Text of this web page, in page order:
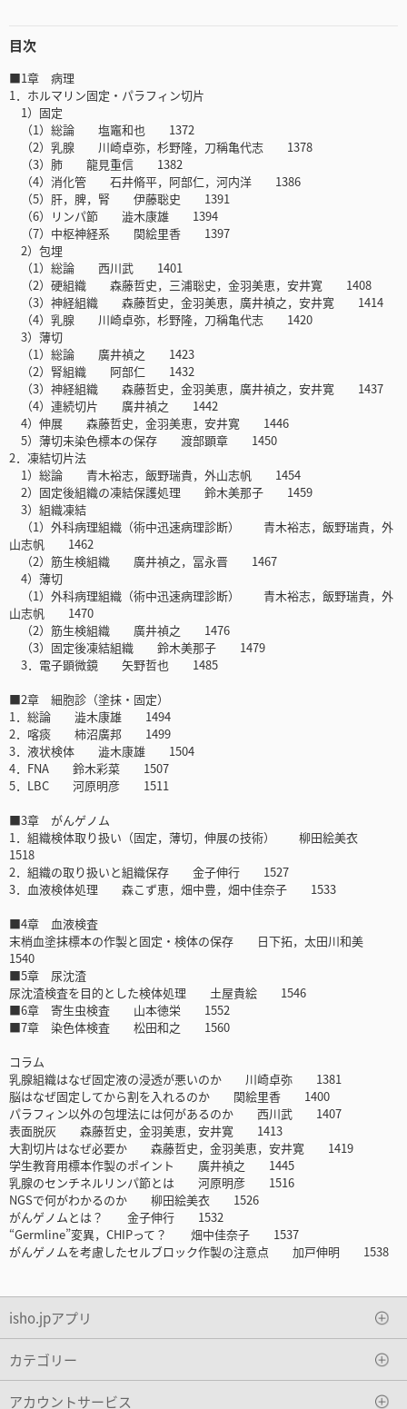
目次
■1章 病理
1．ホルマリン固定・パラフィン切片
1）固定
（1）総論 塩竈和也 1372
（2）乳腺 川崎卓弥，杉野隆，刀稱亀代志 1378
（3）肺 龍見重信 1382
（4）消化管 石井脩平，阿部仁，河内洋 1386
（5）肝，脾，腎 伊藤聡史 1391
（6）リンパ節 澁木康雄 1394
（7）中枢神経系 関絵里香 1397
2）包埋
（1）総論 西川武 1401
（2）硬組織 森藤哲史，三浦聡史，金羽美恵，安井寛 1408
（3）神経組織 森藤哲史，金羽美恵，廣井禎之，安井寛 1414
（4）乳腺 川崎卓弥，杉野隆，刀稱亀代志 1420
3）薄切
（1）総論 廣井禎之 1423
（2）腎組織 阿部仁 1432
（3）神経組織 森藤哲史，金羽美恵，廣井禎之，安井寛 1437
（4）連続切片 廣井禎之 1442
4）伸展 森藤哲史，金羽美恵，安井寛 1446
5）薄切未染色標本の保存 渡部顕章 1450
2．凍結切片法
1）総論 青木裕志，飯野瑞貴，外山志帆 1454
2）固定後組織の凍結保護処理 鈴木美那子 1459
3）組織凍結
（1）外科病理組織（術中迅速病理診断） 青木裕志，飯野瑞貴，外
山志帆 1462
（2）筋生検組織 廣井禎之，冨永晋 1467
4）薄切
（1）外科病理組織（術中迅速病理診断） 青木裕志，飯野瑞貴，外
山志帆 1470
（2）筋生検組織 廣井禎之 1476
（3）固定後凍結組織 鈴木美那子 1479
3．電子顕微鏡 矢野哲也 1485
■2章 細胞診（塗抹・固定）
1．総論 澁木康雄 1494
2．喀痰 柿沼廣邦 1499
3．液状検体 澁木康雄 1504
4．FNA 鈴木彩菜 1507
5．LBC 河原明彦 1511
■3章 がんゲノム
1．組織検体取り扱い（固定，薄切，伸展の技術） 柳田絵美衣
1518
2．組織の取り扱いと組織保存 金子伸行 1527
3．血液検体処理 森こず恵，畑中豊，畑中佳奈子 1533
■4章 血液検査
末梢血塗抹標本の作製と固定・検体の保存 日下拓，太田川和美
1540
■5章 尿沈渣
尿沈渣検査を目的とした検体処理 土屋貴絵 1546
■6章 寄生虫検査 山本徳栄 1552
■7章 染色体検査 松田和之 1560
コラム
乳腺組織はなぜ固定液の浸透が悪いのか 川崎卓弥 1381
脳はなぜ固定してから割を入れるのか 関絵里香 1400
パラフィン以外の包埋法には何があるのか 西川武 1407
表面脱灰 森藤哲史，金羽美恵，安井寛 1413
大割切片はなぜ必要か 森藤哲史，金羽美恵，安井寛 1419
学生教育用標本作製のポイント 廣井禎之 1445
乳腺のセンチネルリンパ節とは 河原明彦 1516
NGSで何がわかるのか 柳田絵美衣 1526
がんゲノムとは？ 金子伸行 1532
“Germline”変異，CHIPって？ 畑中佳奈子 1537
がんゲノムを考慮したセルブロック作製の注意点 加戸伸明 1538
isho.jpアプリ
カテゴリー
アカウントサービス